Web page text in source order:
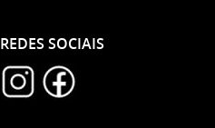
REDES SOCIAIS